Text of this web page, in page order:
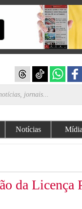
Notícias Mídia
da Licença